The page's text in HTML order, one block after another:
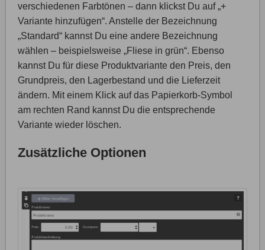
verschiedenen Farbtönen – dann klickst Du auf „+
Variante hinzufügen“. Anstelle der Bezeichnung
„Standard“ kannst Du eine andere Bezeichnung
wählen – beispielsweise „Fliese in grün“. Ebenso
kannst Du für diese Produktvariante den Preis, den
Grundpreis, den Lagerbestand und die Lieferzeit
ändern. Mit einem Klick auf das Papierkorb-Symbol
am rechten Rand kannst Du die entsprechende
Variante wieder löschen.
Zusätzliche Optionen